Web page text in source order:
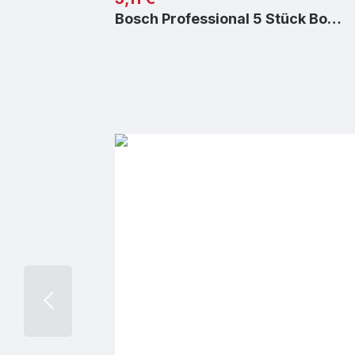
Bosch Professional 5 Stück Bo…